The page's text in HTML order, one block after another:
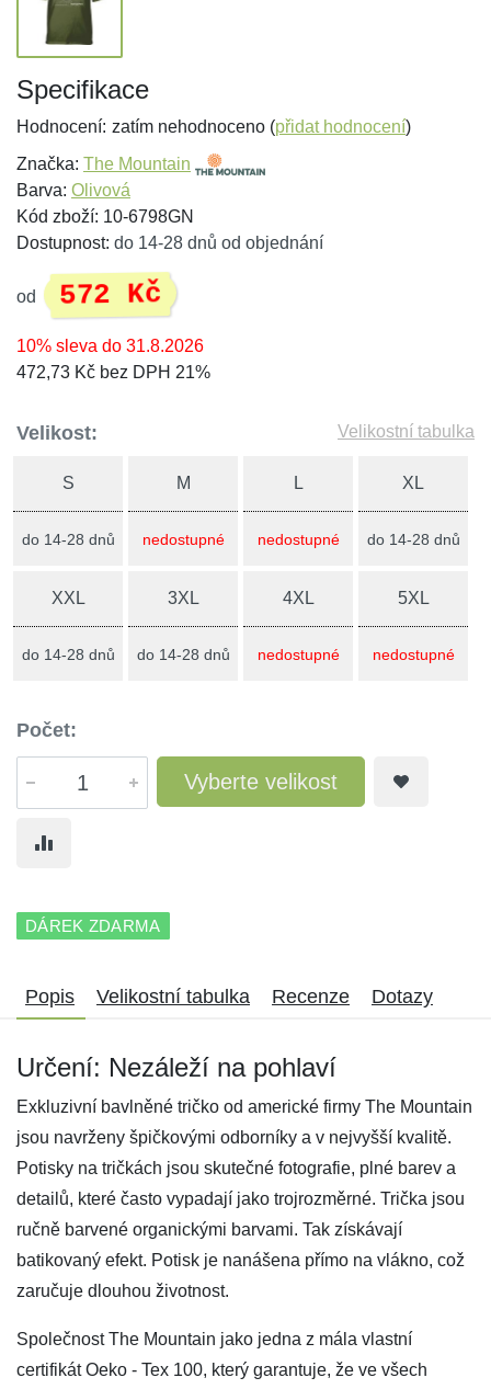
Specifikace
Hodnocení: zatím nehodnoceno (přidat hodnocení)
Značka: The Mountain
Barva: Olivová
Kód zboží: 10-6798GN
Dostupnost: do 14-28 dnů od objednání
od 572 Kč
10% sleva do 31.8.2026
472,73 Kč bez DPH 21%
Velikost: Velikostní tabulka
S
do 14-28 dnů
M
nedostupné
L
nedostupné
XL
do 14-28 dnů
XXL
do 14-28 dnů
3XL
do 14-28 dnů
4XL
nedostupné
5XL
nedostupné
Počet:
Vyberte velikost
DÁREK ZDARMA
Popis Velikostní tabulka Recenze Dotazy
Určení: Nezáleží na pohlaví
Exkluzivní bavlněné tričko od americké firmy The Mountain
jsou navrženy špičkovými odborníky a v nejvyšší kvalitě.
Potisky na tričkách jsou skutečné fotografie, plné barev a
detailů, které často vypadají jako trojrozměrné. Trička jsou
ručně barvené organickými barvami. Tak získávají
batikovaný efekt. Potisk je nanášena přímo na vlákno, což
zaručuje dlouhou životnost.
Společnost The Mountain jako jedna z mála vlastní
certifikát Oeko - Tex 100, který garantuje, že ve všech